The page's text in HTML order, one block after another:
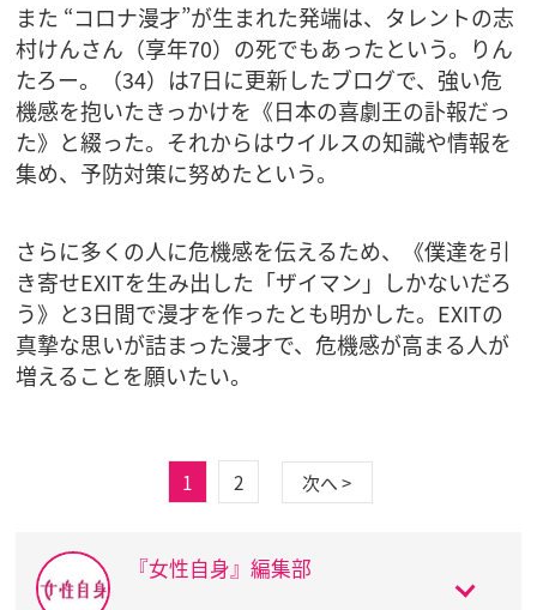
また “コロナ漫才”が生まれた発端は、タレントの志
村けんさん（享年70）の死でもあったという。りん
たろー。（34）は7日に更新したブログで、強い危
機感を抱いたきっかけを《日本の喜劇王の訃報だっ
た》と綴った。それからはウイルスの知識や情報を
集め、予防対策に努めたという。
さらに多くの人に危機感を伝えるため、《僕達を引
き寄せEXITを生み出した「ザイマン」しかないだろ
う》と3日間で漫才を作ったとも明かした。EXITの
真摯な思いが詰まった漫才で、危機感が高まる人が
増えることを願いたい。
1 2 次へ >
『女性自身』編集部